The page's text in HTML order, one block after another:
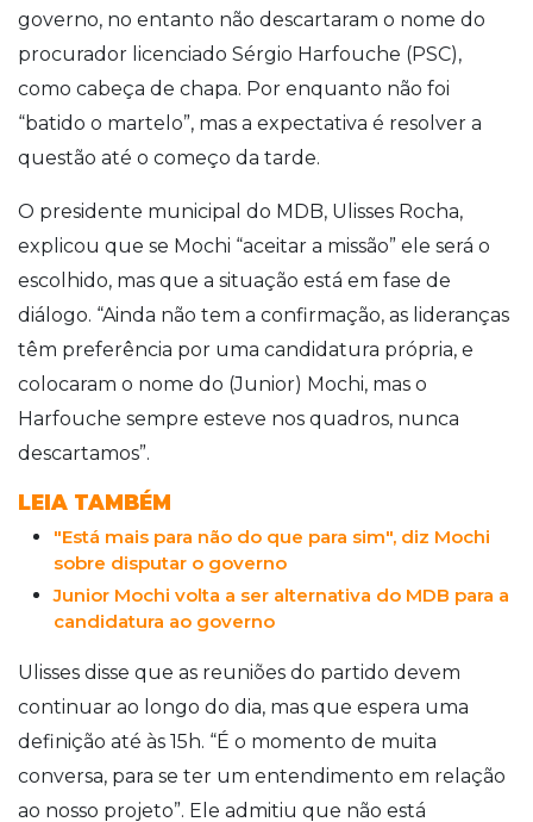
governo, no entanto não descartaram o nome do
procurador licenciado Sérgio Harfouche (PSC),
como cabeça de chapa. Por enquanto não foi
“batido o martelo”, mas a expectativa é resolver a
questão até o começo da tarde.
O presidente municipal do MDB, Ulisses Rocha,
explicou que se Mochi “aceitar a missão” ele será o
escolhido, mas que a situação está em fase de
diálogo. “Ainda não tem a confirmação, as lideranças
têm preferência por uma candidatura própria, e
colocaram o nome do (Junior) Mochi, mas o
Harfouche sempre esteve nos quadros, nunca
descartamos”.
LEIA TAMBÉM
"Está mais para não do que para sim", diz Mochi
sobre disputar o governo
Junior Mochi volta a ser alternativa do MDB para a
candidatura ao governo
Ulisses disse que as reuniões do partido devem
continuar ao longo do dia, mas que espera uma
definição até às 15h. “É o momento de muita
conversa, para se ter um entendimento em relação
ao nosso projeto”. Ele admitiu que não está